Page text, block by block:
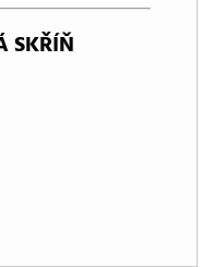
SKŘÍŇ